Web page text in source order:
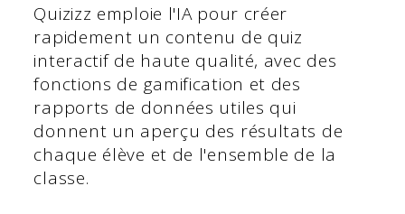
Quizizz emploie l'IA pour créer
rapidement un contenu de quiz
interactif de haute qualité, avec des
fonctions de gamification et des
rapports de données utiles qui
donnent un aperçu des résultats de
chaque élève et de l'ensemble de la
classe.